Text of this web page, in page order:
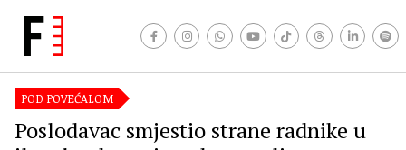
POD POVEĆALOM
Poslodavac smjestio strane radnike u